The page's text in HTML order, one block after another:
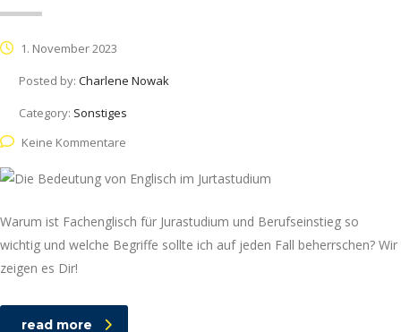
1. November 2023
Posted by: Charlene Nowak
Category: Sonstiges
Keine Kommentare
Warum ist Fachenglisch für Jurastudium und Berufseinstieg so
wichtig und welche Begriffe sollte ich auf jeden Fall beherrschen? Wir
zeigen es Dir!
read more